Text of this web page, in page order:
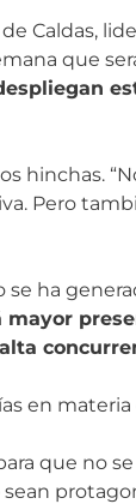
Caldas,
que
hinchas.
Pero
se ha
mayor
en
que no